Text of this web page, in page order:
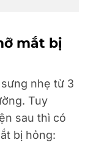
mắt bị
nhẹ từ 3
Tuy
sau thì có
bị hỏng: